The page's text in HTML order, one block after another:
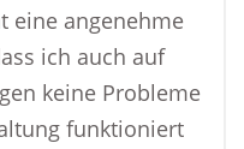
eine angenehme
ich auch auf
keine Probleme
funktioniert